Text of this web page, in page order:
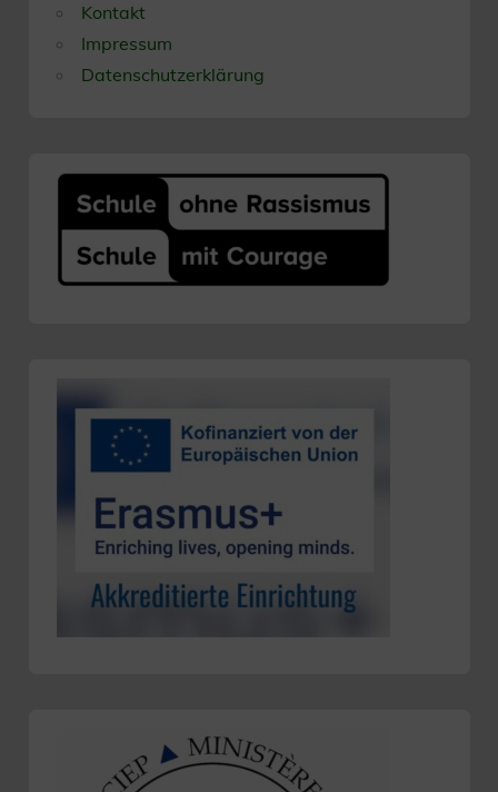
Kontakt
Impressum
Datenschutzerklärung